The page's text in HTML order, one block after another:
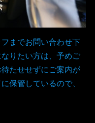
までお問い合わせ下
りたい方は、予めご
たせせずにご案内が
保管しているので、